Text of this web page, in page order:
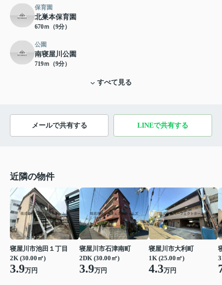
保育園
北巣本保育園
670ｍ（9分）
公園
南寝屋川公園
719ｍ（9分）
すべて見る
メールで共有する LINEで共有する
近隣の物件
寝屋川市池田１丁目
2K (30.00㎡)
3.9万円
寝屋川市石津南町
2DK (30.00㎡)
3.9万円
寝屋川市大利町
1K (25.00㎡)
4.3万円